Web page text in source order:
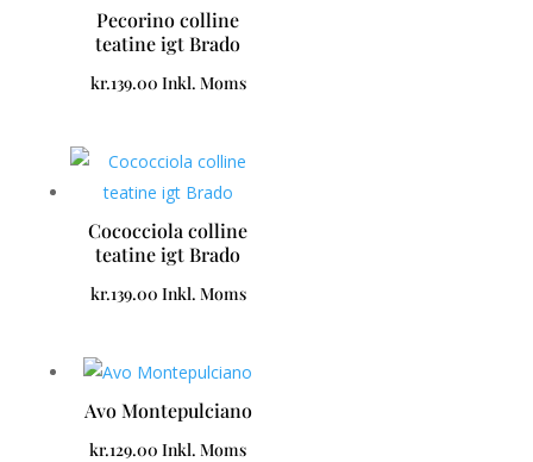
Pecorino colline
teatine igt Brado
kr.139.00 Inkl. Moms
Cococciola colline
teatine igt Brado
kr.139.00 Inkl. Moms
Avo Montepulciano
kr.129.00 Inkl. Moms